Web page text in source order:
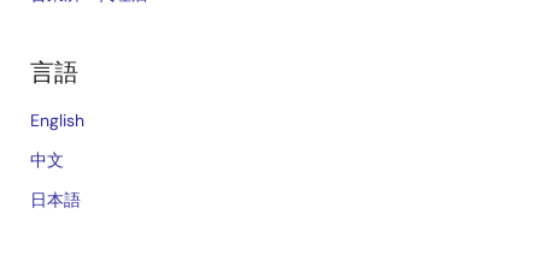
言語
English
中文
日本語